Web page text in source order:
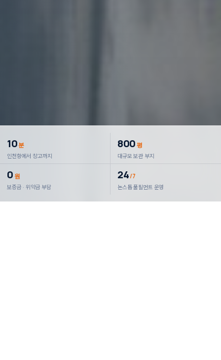
10분
인천항에서 창고까지
800평
대규모 보관 부지
0 원
보증금 · 위약금 부담
24/7
논스톱 풀필먼트 운영